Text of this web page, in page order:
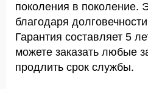
поколения в поколение.
благодаря
Гарантия составляет 5
можете заказать любые
продлить срок службы.